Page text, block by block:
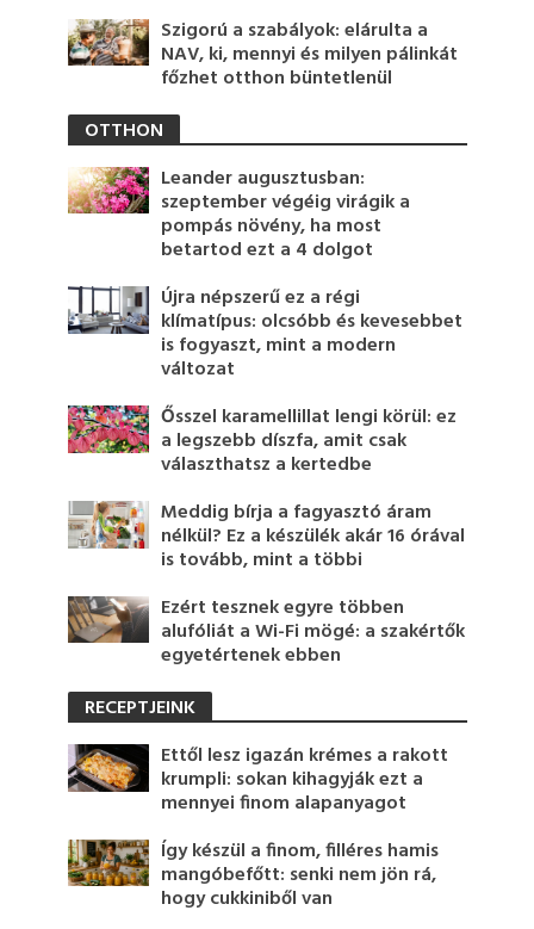
Szigorú a szabályok: elárulta a
NAV, ki, mennyi és milyen pálinkát
főzhet otthon büntetlenül
OTTHON
Leander augusztusban:
szeptember végéig virágik a
pompás növény, ha most
betartod ezt a 4 dolgot
Újra népszerű ez a régi
klímatípus: olcsóbb és kevesebbet
is fogyaszt, mint a modern
változat
Ősszel karamellillat lengi körül: ez
a legszebb díszfa, amit csak
választhatsz a kertedbe
Meddig bírja a fagyasztó áram
nélkül? Ez a készülék akár 16 órával
is tovább, mint a többi
Ezért tesznek egyre többen
alufóliát a Wi-Fi mögé: a szakértők
egyetértenek ebben
RECEPTJEINK
Ettől lesz igazán krémes a rakott
krumpli: sokan kihagyják ezt a
mennyei finom alapanyagot
Így készül a finom, filléres hamis
mangóbefőtt: senki nem jön rá,
hogy cukkiniből van